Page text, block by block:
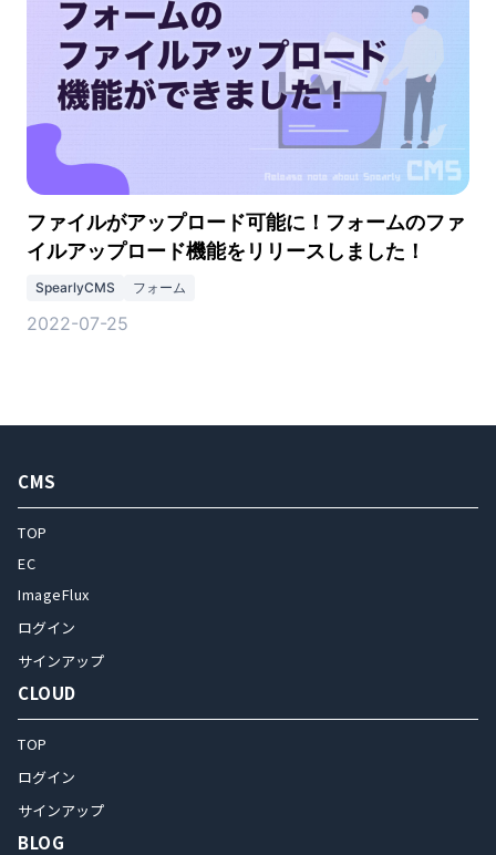
ファイルがアップロード可能に！フォームのファ
イルアップロード機能をリリースしました！
SpearlyCMS フォーム
2022-07-25
CMS
TOP
EC
ImageFlux
ログイン
サインアップ
CLOUD
TOP
ログイン
サインアップ
BLOG